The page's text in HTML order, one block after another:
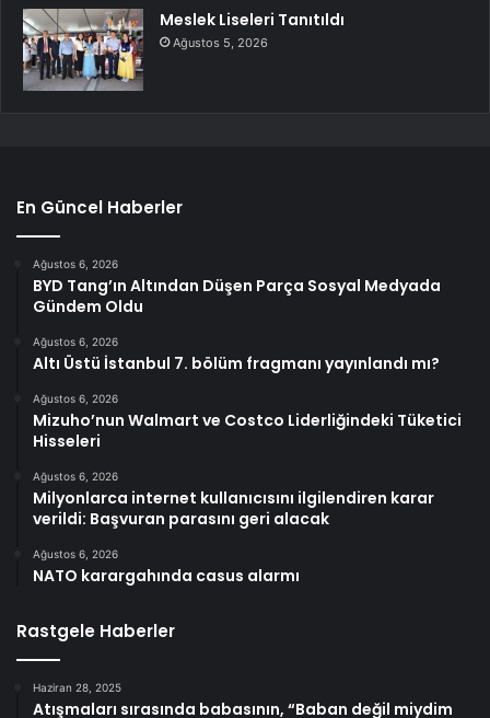
Meslek Liseleri Tanıtıldı
Ağustos 5, 2026
En Güncel Haberler
Ağustos 6, 2026
BYD Tang’ın Altından Düşen Parça Sosyal Medyada
Gündem Oldu
Ağustos 6, 2026
Altı Üstü İstanbul 7. bölüm fragmanı yayınlandı mı?
Ağustos 6, 2026
Mizuho’nun Walmart ve Costco Liderliğindeki Tüketici
Hisseleri
Ağustos 6, 2026
Milyonlarca internet kullanıcısını ilgilendiren karar
verildi: Başvuran parasını geri alacak
Ağustos 6, 2026
NATO karargahında casus alarmı
Rastgele Haberler
Haziran 28, 2025
Atışmaları sırasında babasının, “Baban değil miydim